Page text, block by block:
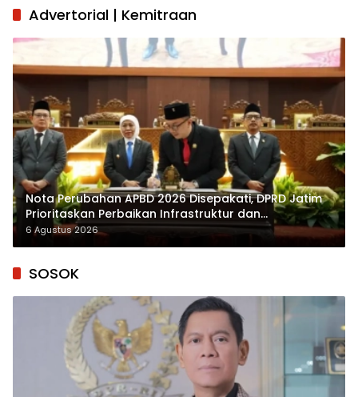
Advertorial | Kemitraan
Nota Perubahan APBD 2026 Disepakati, DPRD Jatim
Prioritaskan Perbaikan Infrastruktur dan
Penyelesaian TPG
6 Agustus 2026
SOSOK